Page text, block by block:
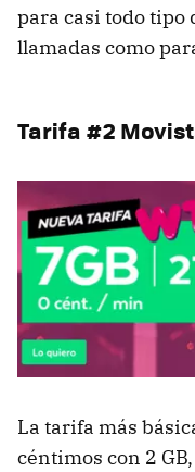
para casi todo tipo
llamadas como
Tarifa #2
La tarifa más
céntimos con 2